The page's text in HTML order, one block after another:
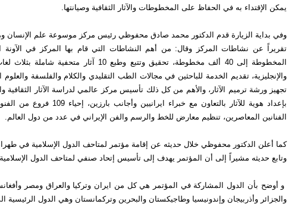
يمكن الإقتداء به في الحفاظ على المخطوطات والآثار الثقافية وصيانتها.
وفي بداية الزيارة قدم الدكتور محمد صادق محفوظي رئيس مركز موسوعة علم الإنسان
تقريراً عن نشاطات المركز وقال: من أهم النشاطات التي قام بها المركز في الآونة
المخطوطة إلى 40 ألف مخطوطة، تحقيق وتتبع وطبع 10
والإنجليزية، تقديم الخدمة للباحثين في مجالات الطب التقليدي والكلام والفلسفة والعلوم
تجهيز ورشة ترميم الآثار، والأهم من كل ذلك تأسيس مركز عالمي لدراسة الآثار الثقافية
بإعداد هوية للآثار بالتعاون مع خبراء
الفنانين المعاصرين، تنظيم معارض للخط والرسم والفن الإيراني في عدد من دول العالم.
كما أعلن الدكتور محفوظي خلال حديثه عن إقامة مؤتمر لمتاحف الدول الإسلامية في
وتابع حديثه مشيراً إلى أن المؤتمر يهدف إلى تأسيس إتحاد صنفي لمتاحف الدول
و أوضح بأن الدول المشاركة في المؤتمر هي كل من ايران وتركيا والعراق ومصر
والجزائر وأذربيجان وإندونيسيا وطاجيكستان والبحرين وتركمانستان وهي الدول الرئيسية